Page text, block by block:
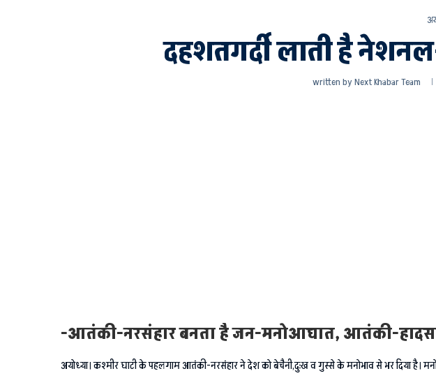
दहशतगर्दी लाती है
written byNext Khabar Team
-आतंकी-नरसंहार बनता है जन-मनोआघात, आतंकी-
अयोध्या। कश्मीर घाटी के पहलगाम आतंकी-नरसंहार ने देश को बेचैनी,दुःख व गुस्से के मनोभाव से भर दिया है।